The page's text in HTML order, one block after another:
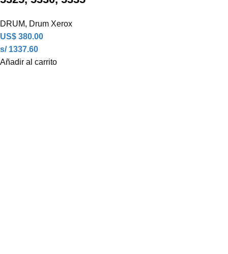
DRUM, Drum Xerox
US$ 380.00
s/ 1337.60
Añadir al carrito